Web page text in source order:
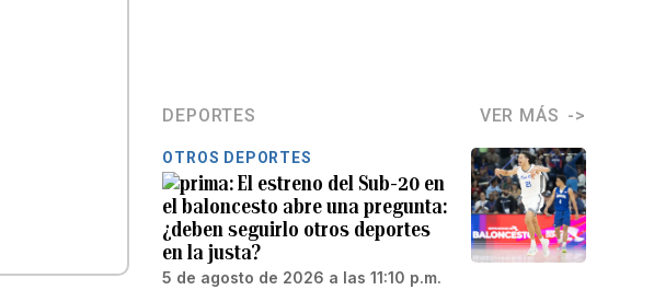
DEPORTES VER MÁS
OTROS DEPORTES
El estreno del Sub-20 en
el baloncesto abre una pregunta:
¿deben seguirlo otros deportes
en la justa?
5 de agosto de 2026 a las 11:10 p.m.